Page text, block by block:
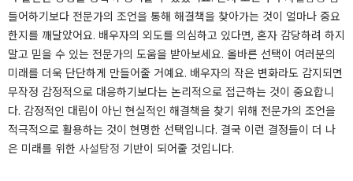
들어하기보다 전문가의 조언을 통해 해결책을 찾아가는 것이 얼마나 중요
한지를 깨달았어요. 배우자의 외도를 의심하고 있다면, 혼자 감당하려 하지
말고 믿을 수 있는 전문가의 도움을 받아보세요. 올바른 선택이 여러분의
미래를 더욱 단단하게 만들어줄 거예요. 배우자의 작은 변화라도 감지되면
무작정 감정적으로 대응하기보다는 논리적으로 접근하는 것이 중요합니
다. 감정적인 대립이 아닌 현실적인 해결책을 찾기 위해 전문가의 조언을
적극적으로 활용하는 것이 현명한 선택입니다. 결국 이런 결정들이 더 나
은 미래를 위한 사설탐정 기반이 되어줄 것입니다.​